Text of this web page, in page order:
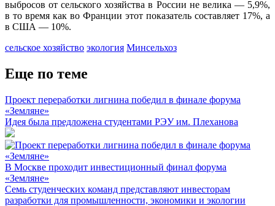
выбросов от сельского хозяйства в России не велика — 5,9%,
в то время как во Франции этот показатель составляет 17%, а
в США — 10%.
сельское хозяйство экология Минсельхоз
Еще по теме
Проект переработки лигнина победил в финале форума
«Земляне»
Идея была предложена студентами РЭУ им. Плеханова
В Москве проходит инвестиционный финал форума
«Земляне»
Семь студенческих команд представляют инвесторам
разработки для промышленности, экономики и экологии